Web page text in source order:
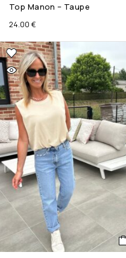
Top Manon – Taupe
24.00 €